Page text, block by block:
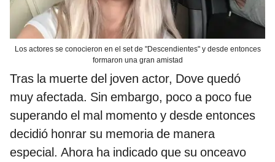
Los actores se conocieron en el set de "Descendientes" y desde entonces
formaron una gran amistad
Tras la muerte del joven actor, Dove quedó
muy afectada. Sin embargo, poco a poco fue
superando el mal momento y desde entonces
decidió honrar su memoria de manera
especial. Ahora ha indicado que su onceavo